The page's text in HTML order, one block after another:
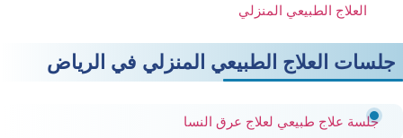
العلاج الطبيعي المنزلي
جلسات العلاج الطبيعي المنزلي في الرياض
جلسة علاج طبيعي لعلاج عرق النسا